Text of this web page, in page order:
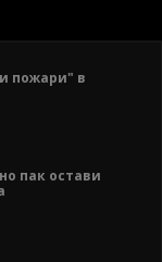
пожари" в
пак остави